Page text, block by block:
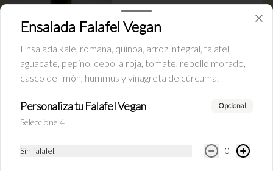
$8.500
Orange Bunny
Jugo de zanahoria con naranja, cúrcuma y
jengibre
Ensalada Falafel Vegan
Ensalada kale, romana, quinoa, arroz integral, falafel,
aguacate, pepino, cebolla roja, tomate, repollo morado,
casco de limón, hummus y vinagreta de cúrcuma.
Personaliza tu Falafel Vegan Opcional
Seleccione 4
Sin falafel, 0